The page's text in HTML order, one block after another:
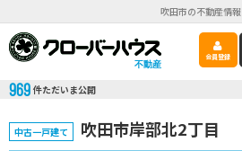
吹田市の不動産情報
不動産
会員登録
969 件ただいま公開
中古一戸建て 吹田市岸部北2丁目